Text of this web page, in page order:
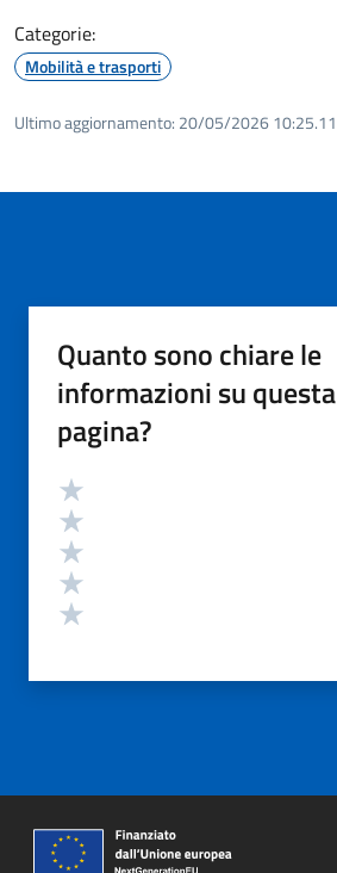
Categorie:
Mobilità e trasporti
Ultimo aggiornamento: 20/05/2026 10:25.11
Quanto sono chiare le
informazioni su questa
pagina?
Valutazione